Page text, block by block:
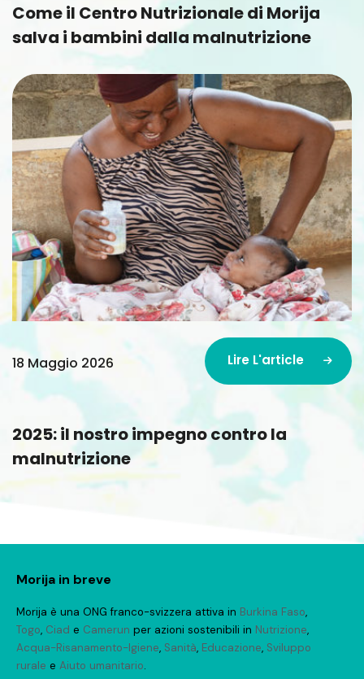
Come il Centro Nutrizionale di Morija
salva i bambini dalla malnutrizione
18 Maggio 2026
Lire L'article
Lire L'article
2025: il nostro impegno contro la
malnutrizione
Morija in breve
Morija è una ONG franco-svizzera attiva in Burkina Faso,
Togo, Ciad e Camerun per azioni sostenibili in Nutrizione,
Acqua-Risanamento-Igiene, Sanità, Educazione, Sviluppo
rurale e Aiuto umanitario.